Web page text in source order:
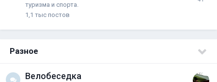
туризма и спорта.
1,1 тыс постов
Разное
Велобеседка